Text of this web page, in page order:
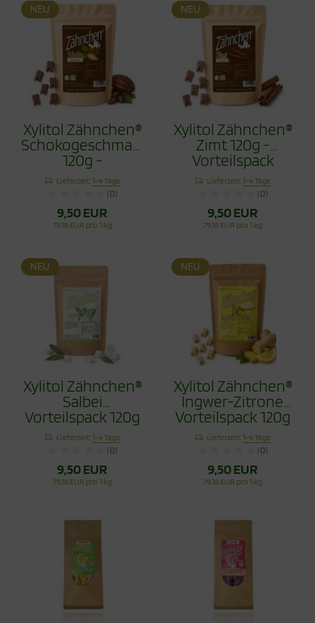
NEU
Xylitol Zähnchen®
Schokogeschmack
120g -
Vorteilspack
Lieferzeit:1-4 Tage
(0)
9,50 EUR
79,18 EUR pro 1 kg
NEU
Xylitol Zähnchen®
Zimt 120g -
Vorteilspack
Lieferzeit:1-4 Tage
(0)
9,50 EUR
79,18 EUR pro 1 kg
NEU
Xylitol Zähnchen®
Salbei
Vorteilspack 120g
- Zahnpflege
Bonbons
Lieferzeit:1-4 Tage
(0)
9,50 EUR
79,18 EUR pro 1 kg
NEU
Xylitol Zähnchen®
Ingwer-Zitrone
Vorteilspack 120g
- Zahnpflege
Bonbons
Lieferzeit:1-4 Tage
(0)
9,50 EUR
79,18 EUR pro 1 kg